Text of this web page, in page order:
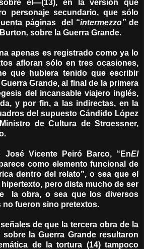
él—(13), en la versión que
personaje secundario, que sólo
páginas del “intermezzo” de
, sobre la Guerra Grande.
apenas es registrado como ya lo
afloran sólo en tres ocasiones,
que hubiera tenido que escribir
Grande, al final de la primera
del incansable viajero inglés,
y por fin, a las indirectas, en la
del supuesto Cándido López
de Cultura de Stroessner,
Vicente Peiró Barco, “EnEl
como elemento funcional de
dentro del relato”, o sea que el
pero dista mucho de ser
la obra, o sea que los diversos
no fueron sino pretextos.
de que la tercera obra de la
la Guerra Grande resultaron
de la tortura (14) tampoco